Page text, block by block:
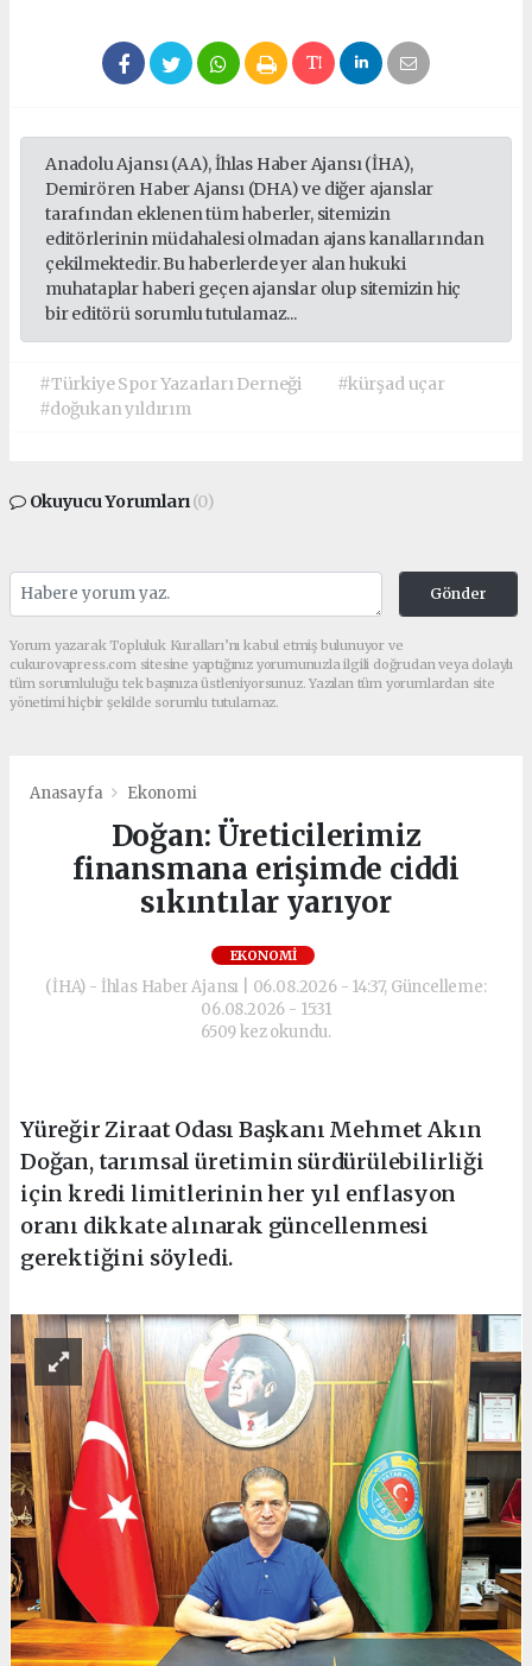
Anadolu Ajansı (AA), İhlas Haber Ajansı (İHA),
Demirören Haber Ajansı (DHA) ve diğer ajanslar
tarafından eklenen tüm haberler, sitemizin
editörlerinin müdahalesi olmadan ajans kanallarından
çekilmektedir. Bu haberlerde yer alan hukuki
muhataplar haberi geçen ajanslar olup sitemizin hiç
bir editörü sorumlu tutulamaz...
#Türkiye Spor Yazarları Derneği
#kürşad uçar
#doğukan yıldırım
Okuyucu Yorumları(0)
Gönder
Yorum yazarak Topluluk Kuralları’nı kabul etmiş bulunuyor ve
cukurovapress.com sitesine yaptığınız yorumunuzla ilgili doğrudan veya dolaylı
tüm sorumluluğu tek başınıza üstleniyorsunuz. Yazılan tüm yorumlardan site
yönetimi hiçbir şekilde sorumlu tutulamaz.
Anasayfa Ekonomi
Doğan: Üreticilerimiz
finansmana erişimde ciddi
sıkıntılar yarıyor
EKONOMI
(İHA) - İhlas Haber Ajansı | 06.08.2026 - 14:37, Güncelleme:
06.08.2026 - 15:31
6509 kez okundu.
Yüreğir Ziraat Odası Başkanı Mehmet Akın
Doğan, tarımsal üretimin sürdürülebilirliği
için kredi limitlerinin her yıl enflasyon
oranı dikkate alınarak güncellenmesi
gerektiğini söyledi.